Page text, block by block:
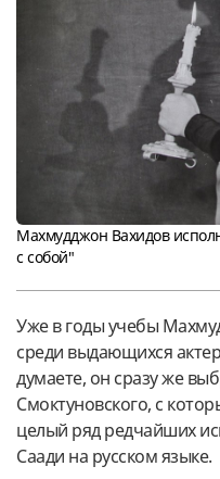
Махмудджон Вахидов
с собой"
Уже в годы учебы
среди выдающихся
думаете, он сразу же
Смоктуновского, с
целый ряд редчайших
Саади на русском языке.